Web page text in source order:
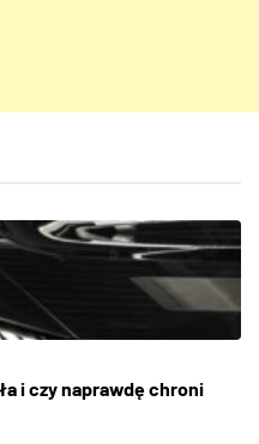
i czy naprawdę chroni